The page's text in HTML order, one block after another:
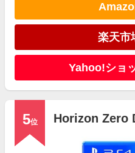
楽天市
Yahoo!ショ
5位 Horizon Zero